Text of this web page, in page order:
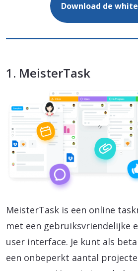
Download de
1. MeisterTask
MeisterTask is een online
met een gebruiksvriendelijke
user interface. Je kunt als
een onbeperkt aantal